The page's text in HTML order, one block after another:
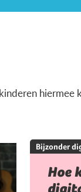
hiermee
Bijzonder
Hoe